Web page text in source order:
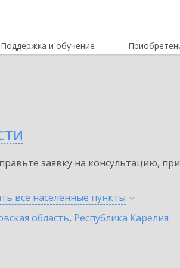
Поддержка и обучение
заявку на консультацию,
все населенные пункты
область, Республика Карелия